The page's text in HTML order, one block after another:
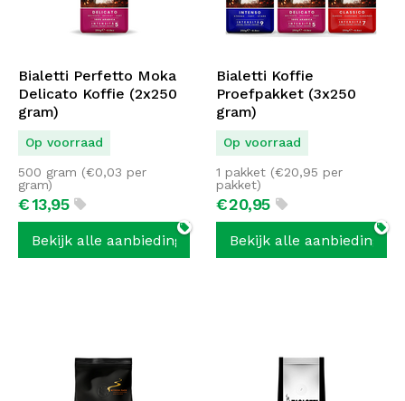
Bialetti Perfetto Moka
Delicato Koffie (2x250
gram)
Op voorraad
€13,95
500 gram (€0,03 per
gram)
Bekijk alle aanbiedingen
Bialetti Koffie
Proefpakket (3x250
gram)
Op voorraad
€20,95
1 pakket (€20,95 per
pakket)
Bekijk alle aanbiedingen